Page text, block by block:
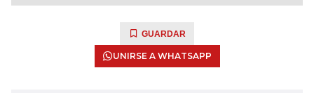
GUARDAR
UNIRSE A WHATSAPP